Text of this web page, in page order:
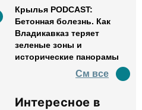
Крылья PODCAST:
Бетонная болезнь. Как
Владикавказ теряет
зеленые зоны и
исторические панорамы
См все
Интересное в